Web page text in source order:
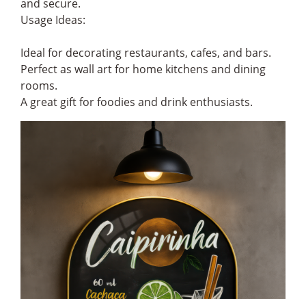
and secure.
Usage Ideas:
Ideal for decorating restaurants, cafes, and bars.
Perfect as wall art for home kitchens and dining
rooms.
A great gift for foodies and drink enthusiasts.